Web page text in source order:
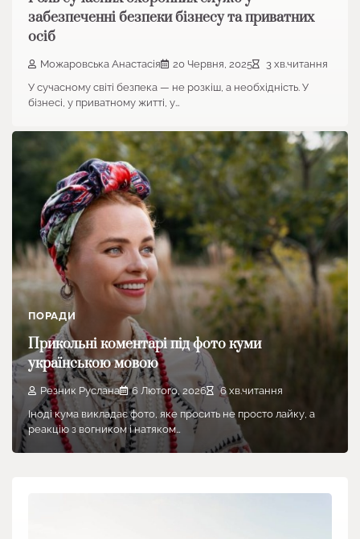
забезпеченні безпеки бізнесу та приватних
осіб
Можаровська Анастасія 20 Червня, 2025
3 хв.читання
У сучасному світі безпека — не розкіш, а необхідність. У
бізнесі, у приватному житті, у…
ПОРАДИ
Прикольні коментарі під фото куми
українською мовою
Резник Руслана 6 Лютого, 2026
6 хв.читання
Іноді кума викладає фото, яке просить не просто лайку, а
реакцію з вогником і натяком…